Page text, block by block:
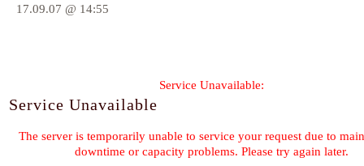
17.09.07 @ 14:55
Formular wird geladen...
Kommentar-Feed für diesen Eintrag